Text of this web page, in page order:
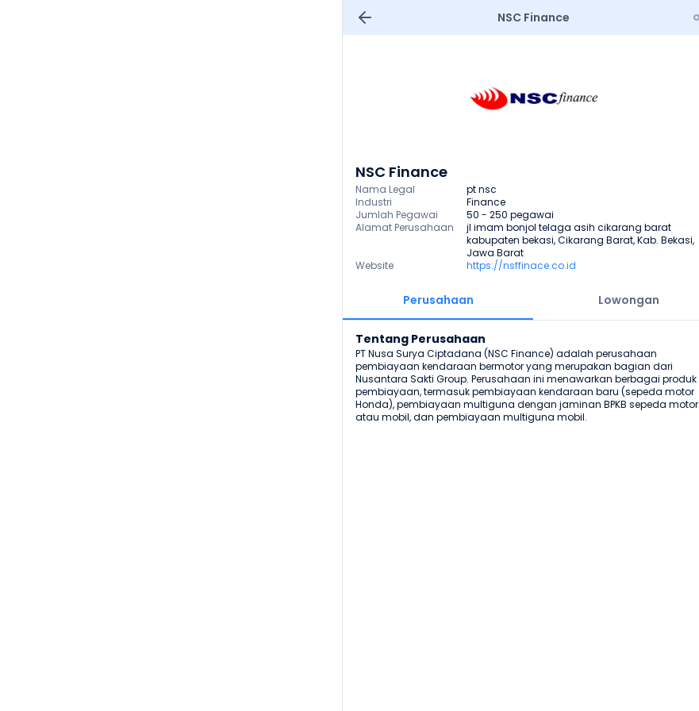
NSC Finance
NSC Finance
Nama Legal
pt nsc
Industri
Finance
Jumlah Pegawai
50 - 250 pegawai
Alamat Perusahaan
jl imam bonjol telaga asih cikarang barat
kabupaten bekasi, Cikarang Barat, Kab. Bekasi,
Jawa Barat
Website
https://nsffinace.co.id
Perusahaan Lowongan
Tentang Perusahaan
PT Nusa Surya Ciptadana (NSC Finance) adalah perusahaan
pembiayaan kendaraan bermotor yang merupakan bagian dari
Nusantara Sakti Group. Perusahaan ini menawarkan berbagai produk
pembiayaan, termasuk pembiayaan kendaraan baru (sepeda motor
Honda), pembiayaan multiguna dengan jaminan BPKB sepeda motor
atau mobil, dan pembiayaan multiguna mobil.